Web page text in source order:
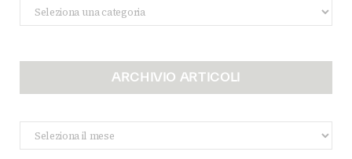
Categorie
ARCHIVIO ARTICOLI
Archivio
Articoli